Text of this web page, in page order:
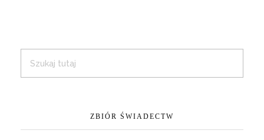
ZBIÓR ŚWIADECTW